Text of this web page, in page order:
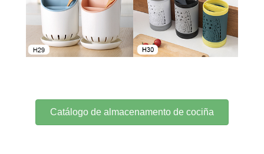
Catálogo de almacenamento de cociña